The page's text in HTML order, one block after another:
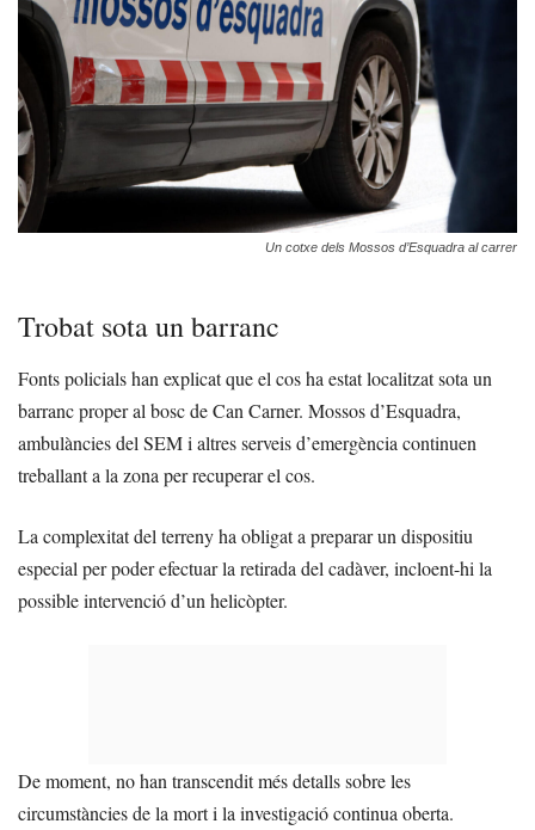
Un cotxe dels Mossos d’Esquadra al carrer
Trobat sota un barranc
Fonts policials han explicat que el cos ha estat localitzat sota un
barranc proper al bosc de Can Carner. Mossos d’Esquadra,
ambulàncies del SEM i altres serveis d’emergència continuen
treballant a la zona per recuperar el cos.
La complexitat del terreny ha obligat a preparar un dispositiu
especial per poder efectuar la retirada del cadàver, incloent-hi la
possible intervenció d’un helicòpter.
De moment, no han transcendit més detalls sobre les
circumstàncies de la mort i la investigació continua oberta.